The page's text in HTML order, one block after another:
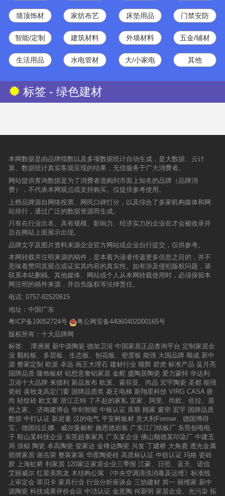
墙顶饰材 家纺布艺 床垫用品 门禁安防
智能/定制 建筑材料 外墙材料 五金/辅材
生活用品 水电管材 大/小家电 其他
标签 - 绿色建材
本网数据是由品牌指数以及多项数据统计自动生成，是大数据、云计
算、数据统计真实客观呈现的结果，无偿服务于广大消费者。
网站提供查询数据是为了消费者选购到市面上知名的品牌（品牌消
费），不代表本网观点或支持购买。仅提供参考使用。
上榜品牌源自网络投票、网民口碑打分，以及综合了多家机构媒体和网
站排行，通过广泛的数据资源而生成。
只有在行业出名、具有规模、影响力、经济实力的企业在才会被收录并
且在网站上面展示出现。
品牌文字及图片资料来源企业官方网站或企业自行提交，仅供参考。
本网转载并注明来源的稿件，是本着为读者传递更多信息之目的，并不
意味着赞同其观点或证实其内容的真实性。如有涉及侵犯版权问题，请
联系本站删稿。其他媒体、网站或个人从本网转载使用时，必须保留本
网注明的稿件来源，并自负版权等法律责任。
电话: 0757-82520615
地址：中国广东
粤ICP备19052724号
粤公网安备44060402000165号
版权所有：十大品牌网
标签:
潭洲展 新中源陶瓷 德加卫浴 中国家居正品查询平台 定制家居企
业 颗粒板、多层板、生态板、刨花板、密度板 能强 大国品牌 顺成 新中
源 整家定制 欧派 卓远 画王大理石 建材行业 顺辉 碧虎 标准产品 蓝月亮
国牌品质 隆饰板材 铝想意奢铝家居 金舵 盛陶居陶瓷 爱力蒙特 华达利
卫浴十大品牌 来德利 新品发布 欧派、索菲亚、尚品 宏宇陶瓷 圣都 能强
瓷砖 喜牧龙高定门窗 国牌品质奖 菱王电梯 新翔星科技 VIRG CASA 唐
尚 轻纹砖 欧文莱 浙江正特 了不起的家私 宜家、阿里、尚欧、佐拉、居
然之家、
济南建博会 华剑智能 中板认证 库斯 顾家 窗帘 宏宇 国牌品质
数据 中灯认证 新岩素 汉的电气 平安树板材 意大利Former、德国博得
宝、德国拉丘娜、威尔曼橱柜 施恩德岩板 广东江门纸板厂 东莞创电电
子 鞍山某科技企业 东莞超泰家具 广东某企业 佛山顺德某印染厂 中建五
局 浪鲸 陶瓷 卓高陶瓷 壹家达 金锋达陶瓷 兴发 丁建桥 大角鹿 透光金属
箭牌家居 谢岳荣 整装家装 华星陶瓷砖 高质标认证 中纺认证 玛格 瓷砖
胶 上海虹桥 利家居 120家泛家居企业三季报 江豪、日照、蓝天、诺信
艾丽威尔 红星美凯龙 木结构公寓
《中央空调清洗消毒及运维》标准线
上审定会 翠贝卡 家具行业 行业分析座谈会 三协建材 简一 丽维家 新中
源陶瓷 科技成果评价会议 中洁认证 金意陶 何新明 家居企业、光污染 拓